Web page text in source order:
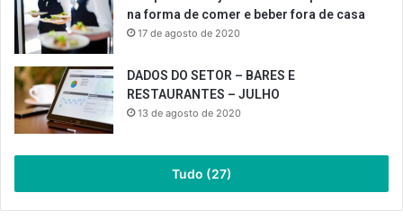
na forma de comer e beber fora de casa
17 de agosto de 2020
DADOS DO SETOR – BARES E
RESTAURANTES – JULHO
13 de agosto de 2020
Tudo (27)